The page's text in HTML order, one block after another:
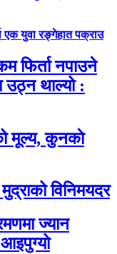
एक युवा रङ्गेहात पक्राउ
फिर्ता नपाउने
उठ्न थाल्यो :
मूल्य, कुनकाे
विनिमयदर
ज्यान